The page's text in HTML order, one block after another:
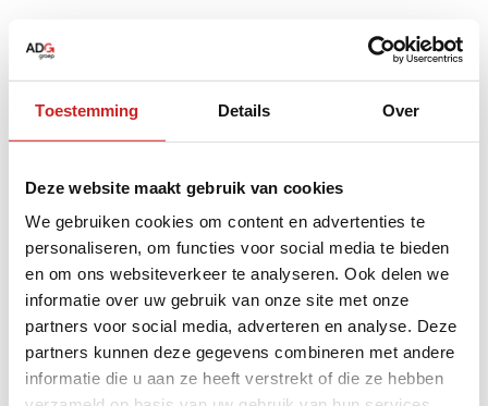
Toestemming Details Over
Deze website maakt gebruik van cookies
We gebruiken cookies om content en advertenties te
personaliseren, om functies voor social media te bieden
en om ons websiteverkeer te analyseren. Ook delen we
informatie over uw gebruik van onze site met onze
partners voor social media, adverteren en analyse. Deze
partners kunnen deze gegevens combineren met andere
informatie die u aan ze heeft verstrekt of die ze hebben